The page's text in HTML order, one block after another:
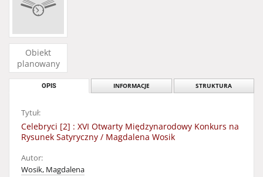
Obiekt
planowany
OPIS INFORMACJE STRUKTURA
Tytuł:
Celebryci [2] : XVI Otwarty Międzynarodowy Konkurs na
Rysunek Satyryczny / Magdalena Wosik
Autor:
Wosik, Magdalena